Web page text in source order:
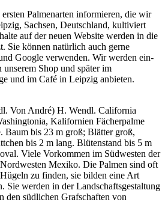
Palmenarten informieren, die wir
Sachsen, Deutschland, kultiviert
auf der neuen Website werden in die
Sie können natürlich auch gerne
Google verwenden. Wir werden ein-
Shop und später im
und im Café in Leipzig anbieten.
Von André) H. Wendl. California
Kalifornien Fächerpalme
Baum bis 23 m groß; Blätter groß,
bis 2 m lang. Blütenstand bis 5 m
Viele Vorkommen im Südwesten der
Mexiko. Die Palmen sind oft
zu finden, sie bilden eine Art
Sie werden in der Landschaftsgestaltung
den südlichen Grafschaften von